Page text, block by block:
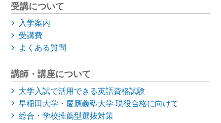
受講について
入学案内
受講費
よくある質問
講師・講座について
大学入試で活用できる英語資格試験
早稲田大学・慶應義塾大学現役合格に向けて
総合・学校推薦型選抜対策